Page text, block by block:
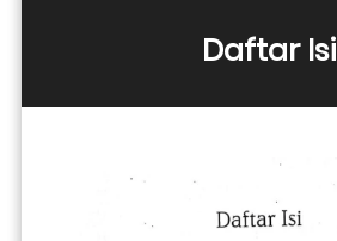
Daftar Isi